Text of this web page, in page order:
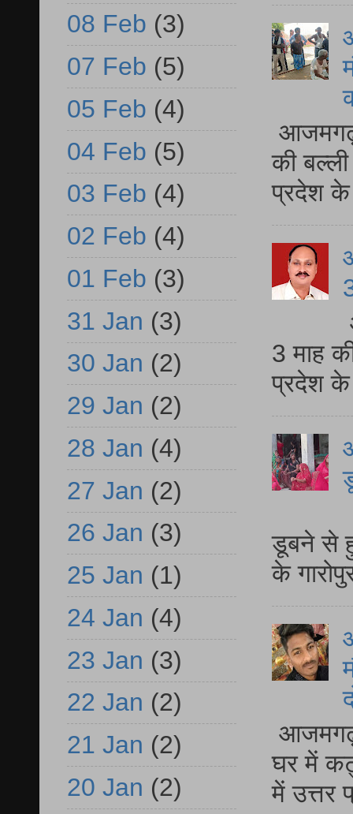
आजमगढ़
की
प्रदेश
3 माह
प्रदेश
डूबने से
के
घर में
में
08 Feb (3)
07 Feb (5)
05 Feb (4)
04 Feb (5)
03 Feb (4)
02 Feb (4)
01 Feb (3)
31 Jan (3)
30 Jan (2)
29 Jan (2)
28 Jan (4)
27 Jan (2)
26 Jan (3)
25 Jan (1)
24 Jan (4)
23 Jan (3)
22 Jan (2)
21 Jan (2)
20 Jan (2)